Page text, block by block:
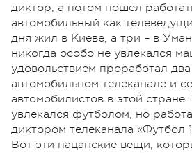
диктор, а потом пошел
автомобильный как
дня жил в Киеве, а три – в
никогда особо не увлекался
удовольствием проработал два
автомобильном телеканале и
автомобилистов в этой
увлекался футболом, но
диктором телеканала «Футбол
Вот эти пацанские вещи,